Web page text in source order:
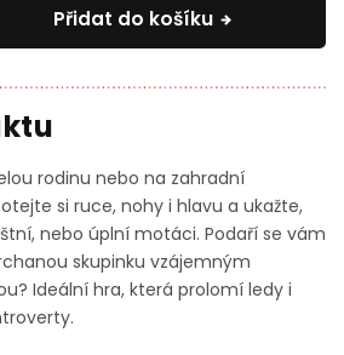
Přidat do košíku
rodinu nebo na zahradní
si ruce, nohy i hlavu a ukažte,
nebo úplní motáci. Podaří se vám
skupinku vzájemným
Ideální hra, která prolomí ledy i